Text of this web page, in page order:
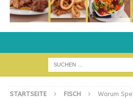
STARTSEITE FISCH
Warum